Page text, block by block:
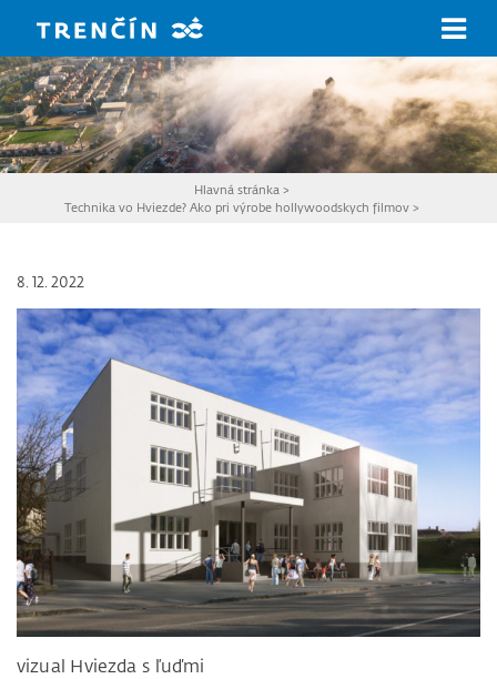
Hlavná stránka >
Technika vo Hviezde? Ako pri výrobe hollywoodskych filmov >
8. 12. 2022
vizual Hviezda s ľuďmi